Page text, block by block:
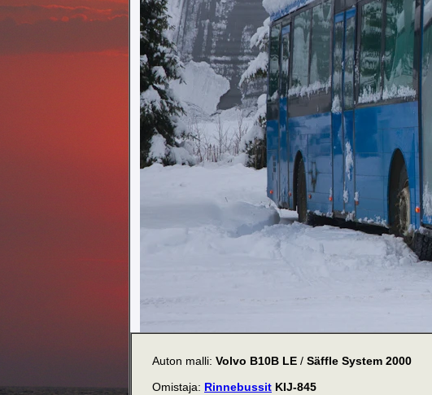
Auton malli: Volvo B10B LE / Säffle System 2000
Omistaja: Rinnebussit KIJ-845